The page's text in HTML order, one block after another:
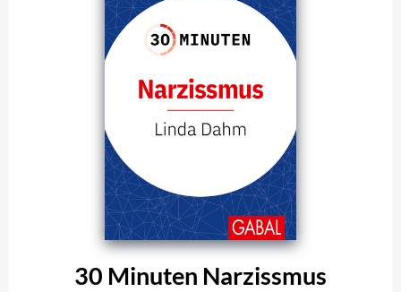
30 Minuten Narzissmus